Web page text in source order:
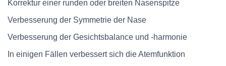
Korrektur einer runden oder breiten Nasenspitze
Verbesserung der Symmetrie der Nase
Verbesserung der Gesichtsbalance und -harmonie
In einigen Fällen verbessert sich die Atemfunktion